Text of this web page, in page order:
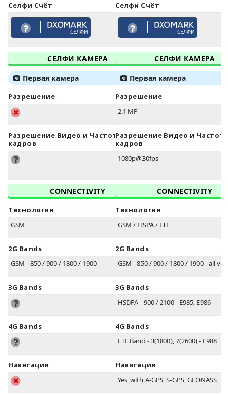
Селфи Счёт
СЕЛФИ
СЕЛФИ КАМЕРА
Первая камера
Разрешение
Разрешение Видео и Частота
кадров
CONNECTIVITY
Технология
GSM
2G Bands
GSM - 850 / 900 / 1800 / 1900
3G Bands
4G Bands
Навигация
Селфи Счёт
СЕЛФИ
СЕЛФИ КАМЕРА
Первая камера
Разрешение
2.1 MP
Разрешение Видео и Частота
кадров
1080p@30fps
CONNECTIVITY
Технология
GSM / HSPA / LTE
2G Bands
GSM - 850 / 900 / 1800 / 1900 - all
3G Bands
HSDPA - 900 / 2100 - E985, E986
4G Bands
LTE Band - 3(1800), 7(2600) - E988
Навигация
Yes, with A-GPS, S-GPS, GLONASS